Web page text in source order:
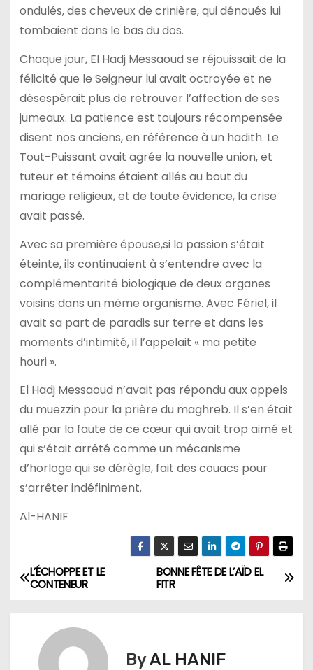
ondulés, des cheveux de crinière, qui dénoués lui
tombaient dans le bas du dos.
Chaque jour, El Hadj Messaoud se réjouissait de la
félicité que le Seigneur lui avait octroyée et ne
désespérait plus de retrouver l’affection de ses
jumeaux. La patience est toujours récompensée
disent nos anciens, en référence à un hadith. Le
Tout-Puissant avait agrée la nouvelle union, et
tuteur et témoins étaient allés au bout du
mariage religieux, et de toute évidence, la crise
avait passé.
Avec sa première épouse,si la passion s’était
éteinte, ils continuaient à s’entendre avec la
complémentarité biologique de deux organes
voisins dans un même organisme. Avec Fériel, il
avait sa part de paradis sur terre et dans les
moments d’intimité, il l’appelait « ma petite
houri ».
El Hadj Messaoud n’avait pas répondu aux appels
du muezzin pour la prière du maghreb. Il s’en était
allé par la faute de ce cœur qui avait trop aimé et
qui s’était arrêté comme un mécanisme
d’horloge qui se dérègle, fait des couacs pour
s’arrêter indéfiniment.
Al-HANIF
N
a
BONNE FÊTE DE L’AÏD EL
FITR
L’ÉCHOPPE ET LE
CONTENEUR
ByAL HANIF